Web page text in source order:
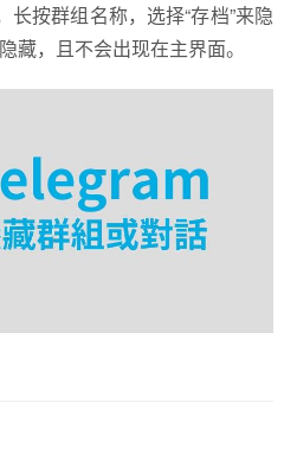
长按群组名称，选择“存档”来隐
藏，且不会出现在主界面。